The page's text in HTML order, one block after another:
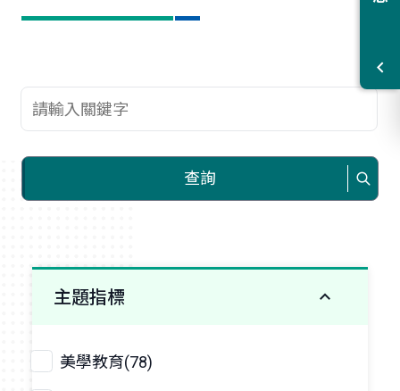
查詢關鍵字
查詢
主題指標
美學教育(78)